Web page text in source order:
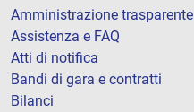
Amministrazione trasparente
Assistenza e FAQ
Atti di notifica
Bandi di gara e contratti
Bilanci